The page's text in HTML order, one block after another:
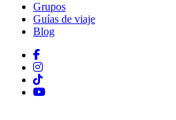
Grupos
Guías de viaje
Blog